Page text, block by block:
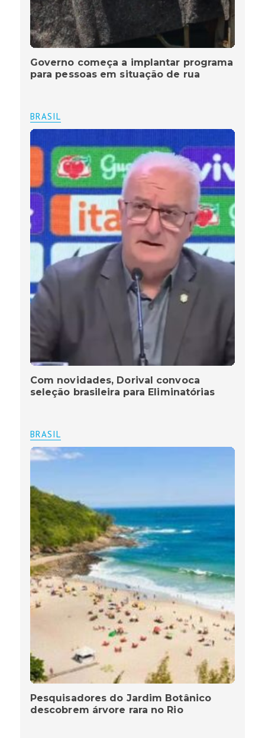
Governo começa a implantar programa
para pessoas em situação de rua
BRASIL
Com novidades, Dorival convoca
seleção brasileira para Eliminatórias
BRASIL
Pesquisadores do Jardim Botânico
descobrem árvore rara no Rio